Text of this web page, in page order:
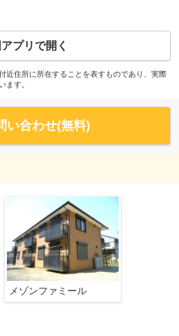
プリで開く
近住所に所在することを表すものであり、実際
ます。
い合わせ(無料)
メゾンファミール